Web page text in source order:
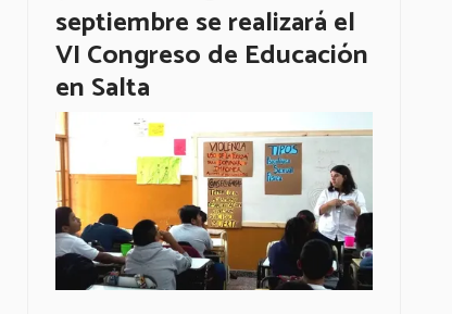
septiembre se realizará el
VI Congreso de Educación
en Salta